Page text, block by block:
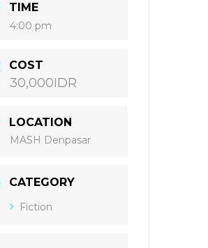
TIME
4:00 pm
COST
30,000IDR
LOCATION
MASH Denpasar
CATEGORY
Fiction